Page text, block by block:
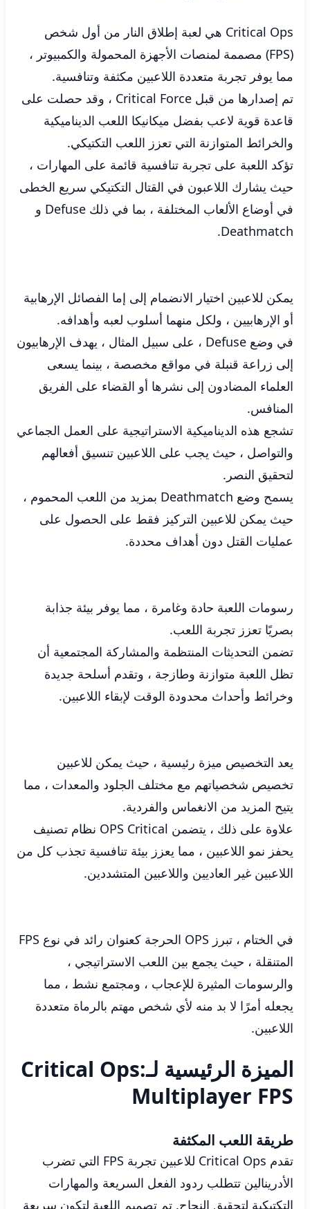
Critical Ops هي لعبة إطلاق النار من أول شخص
(FPS) مصممة لمنصات الأجهزة المحمولة والكمبيوتر ،
مما يوفر تجربة متعددة اللاعبين مكثفة وتنافسية.
تم إصدارها من قبل Critical Force ، وقد حصلت على
قاعدة قوية لاعب بفضل ميكانيكا اللعب الديناميكية
والخرائط المتوازنة التي تعزز اللعب التكتيكي.
تؤكد اللعبة على تجربة تنافسية قائمة على المهارات ،
حيث يشارك اللاعبون في القتال التكتيكي سريع الخطى
في أوضاع الألعاب المختلفة ، بما في ذلك Defuse و
Deathmatch.
يمكن للاعبين اختيار الانضمام إلى إما الفصائل الإرهابية
أو الإرهابيين ، ولكل منهما أسلوب لعبه وأهدافه.
في وضع Defuse ، على سبيل المثال ، يهدف الإرهابيون
إلى زراعة قنبلة في مواقع مخصصة ، بينما يسعى
العلماء المضادون إلى نشرها أو القضاء على الفريق
المنافس.
تشجع هذه الديناميكية الاستراتيجية على العمل الجماعي
والتواصل ، حيث يجب على اللاعبين تنسيق أفعالهم
لتحقيق النصر.
يسمح وضع Deathmatch بمزيد من اللعب المحموم ،
حيث يمكن للاعبين التركيز فقط على الحصول على
عمليات القتل دون أهداف محددة.
رسومات اللعبة حادة وغامرة ، مما يوفر بيئة جذابة
بصريًا تعزز تجربة اللعب.
تضمن التحديثات المنتظمة والمشاركة المجتمعية أن
تظل اللعبة متوازنة وطازجة ، وتقدم أسلحة جديدة
وخرائط وأحداث محدودة الوقت لإبقاء اللاعبين.
يعد التخصيص ميزة رئيسية ، حيث يمكن للاعبين
تخصيص شخصياتهم مع مختلف الجلود والمعدات ، مما
يتيح المزيد من الانغماس والفردية.
علاوة على ذلك ، يتضمن OPS Critical نظام تصنيف
يحفز نمو اللاعبين ، مما يعزز بيئة تنافسية تجذب كل من
اللاعبين غير العاديين واللاعبين المتشددين.
في الختام ، تبرز OPS الحرجة كعنوان رائد في نوع FPS
المتنقلة ، حيث يجمع بين اللعب الاستراتيجي ،
والرسومات المثيرة للإعجاب ، ومجتمع نشط ، مما
يجعله أمرًا لا بد منه لأي شخص مهتم بالرماة متعددة
اللاعبين.
الميزة الرئيسية لـCritical Ops:
Multiplayer FPS
طريقة اللعب المكثفة
تقدم Critical Ops للاعبين تجربة FPS التي تضرب
الأدرينالين تتطلب ردود الفعل السريعة والمهارات
التكتيكية لتحقيق النجاح. تم تصميم اللعبة لتكون سريعة